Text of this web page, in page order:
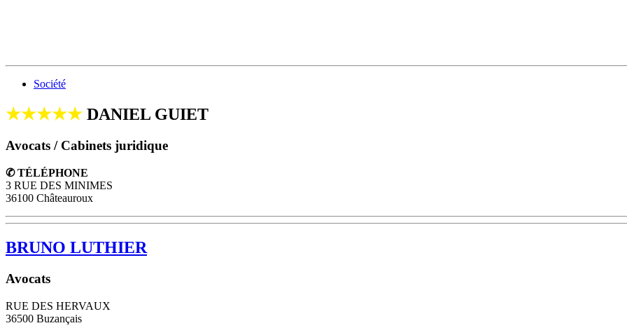
Société
★★★★★ DANIEL GUIET
Avocats / Cabinets juridique
✆ TÉLÉPHONE
3 RUE DES MINIMES
36100 Châteauroux
BRUNO LUTHIER
Avocats
RUE DES HERVAUX
36500 Buzançais